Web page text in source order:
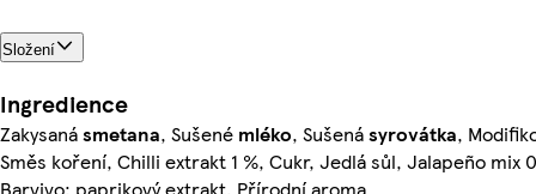
Složení
Ingredience
Zakysanásmetana, Sušené mléko, Sušenásyrovátka,
Směs koření, Chilli extrakt 1 %, Cukr, Jedlá sůl, Jalapeño mix
Barvivo: paprikový extrakt, Přírodní aroma